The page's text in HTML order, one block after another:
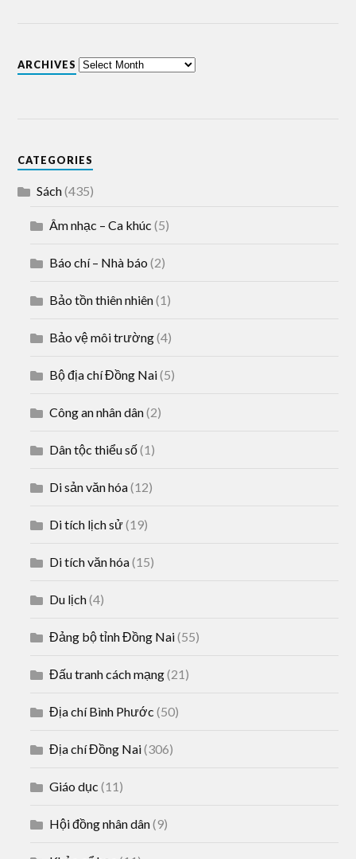
ARCHIVES
CATEGORIES
Sách(435)
Âm nhạc – Ca khúc (5)
Báo chí – Nhà báo (2)
Bảo tồn thiên nhiên(1)
Bảo vệ môi trường(4)
Bộ địa chí Đồng Nai(5)
Công an nhân dân(2)
Dân tộc thiểu số(1)
Di sản văn hóa(12)
Di tích lịch sử(19)
Di tích văn hóa(15)
Du lịch(4)
Đảng bộ tỉnh Đồng Nai(55)
Đấu tranh cách mạng(21)
Địa chí Bình Phước (50)
Địa chí Đồng Nai(306)
Giáo dục (11)
Hội đồng nhân dân(9)